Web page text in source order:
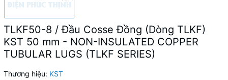
TLKF50-8 / Đầu Cosse Đồng (Dòng TLKF)
KST 50 mm - NON-INSULATED COPPER
TUBULAR LUGS (TLKF SERIES)
Thương hiệu: KST